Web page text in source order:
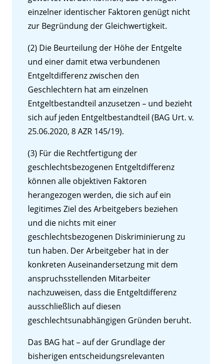
einzelner identischer Faktoren genügt nicht
zur Begründung der Gleichwertigkeit.
(2) Die Beurteilung der Höhe der Entgelte
und einer damit etwa verbundenen
Entgeltdifferenz zwischen den
Geschlechtern hat am einzelnen
Entgeltbestandteil anzusetzen – und bezieht
sich auf jeden Entgeltbestandteil (BAG Urt. v.
25.06.2020, 8 AZR 145/19).
(3) Für die Rechtfertigung der
geschlechtsbezogenen Entgeltdifferenz
können alle objektiven Faktoren
herangezogen werden, die sich auf ein
legitimes Ziel des Arbeitgebers beziehen
und die nichts mit einer
geschlechtsbezogenen Diskriminierung zu
tun haben. Der Arbeitgeber hat in der
konkreten Auseinandersetzung mit dem
anspruchsstellenden Mitarbeiter
nachzuweisen, dass die Entgeltdifferenz
ausschließlich auf diesen
geschlechtsunabhängigen Gründen beruht.
Das BAG hat – auf der Grundlage der
bisherigen entscheidungsrelevanten